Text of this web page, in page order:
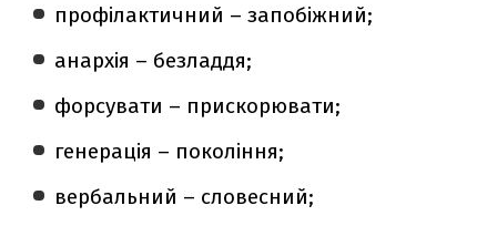
профілактичний – запобіжний;
анархія – безладдя;
форсувати – прискорювати;
генерація – покоління;
вербальний – словесний;